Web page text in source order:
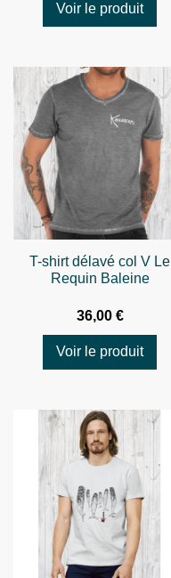
Voir le produit
T-shirt délavé col V Le
Requin Baleine
36,00 €
Voir le produit